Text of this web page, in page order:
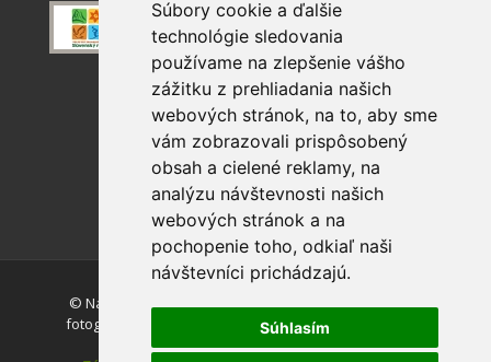
Súbory cookie a ďalšie
technológie sledovania
používame na zlepšenie vášho
zážitku z prehliadania našich
webových stránok, na to, aby sme
vám zobrazovali prispôsobený
obsah a cielené reklamy, na
analýzu návštevnosti našich
webových stránok a na
pochopenie toho, odkiaľ naši
návštevníci prichádzajú.
Súhlasím
© Národný park Slovenský raj. Akékoľvek používanie
fotografií a máp z tejto stránky je bez súhlasu autorov
zakázané.